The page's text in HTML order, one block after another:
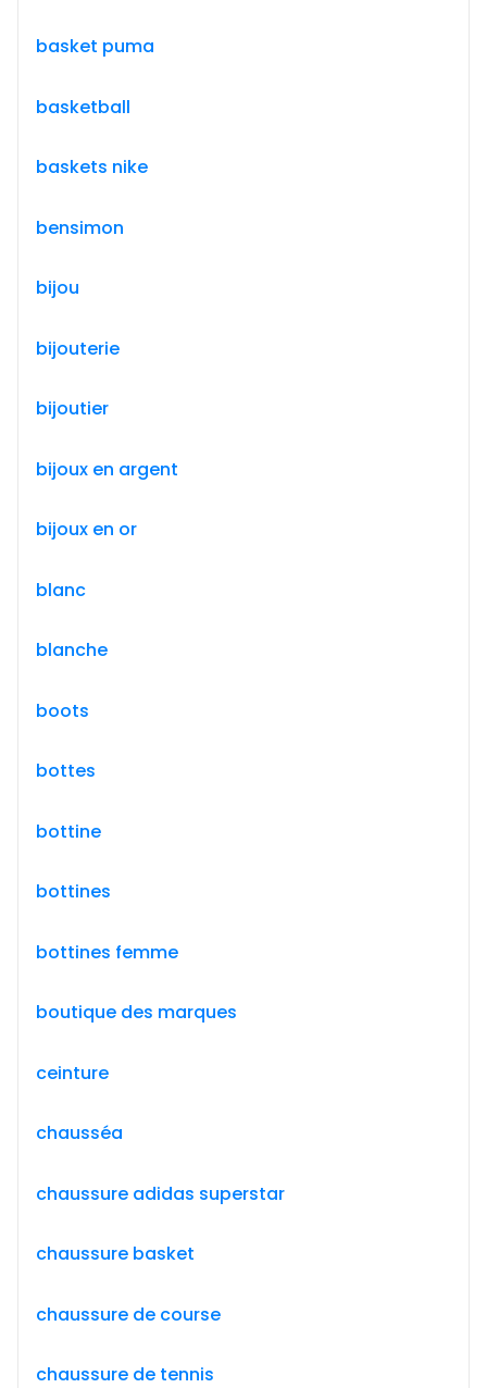
basket puma
basketball
baskets nike
bensimon
bijou
bijouterie
bijoutier
bijoux en argent
bijoux en or
blanc
blanche
boots
bottes
bottine
bottines
bottines femme
boutique des marques
ceinture
chausséa
chaussure adidas superstar
chaussure basket
chaussure de course
chaussure de tennis